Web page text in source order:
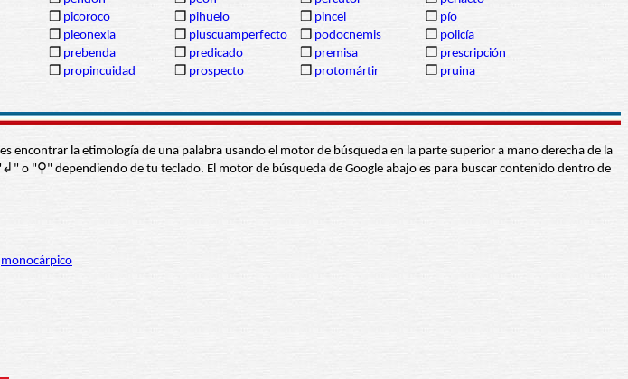
❒ picoroco ❒ pihuelo ❒ pincel ❒ pío
❒ pleonexia ❒ pluscuamperfecto ❒ podocnemis ❒ policía
❒ prebenda ❒ predicado ❒ premisa ❒ prescripción
❒ propincuidad ❒ prospecto ❒ protomártir ❒ pruina
encontrar la etimología de una palabra usando el motor de búsqueda en la parte superior a mano derecha de la
o "⚲" dependiendo de tu teclado. El motor de búsqueda de Google abajo es para buscar contenido dentro de
monocárpico